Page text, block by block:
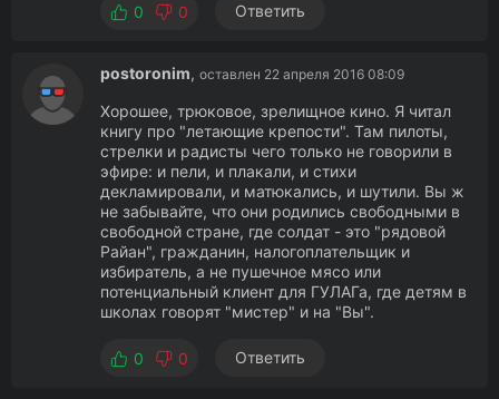
0 0 Ответить
postoronim, оставлен 22 апреля 2016 08:09
Хорошее, трюковое, зрелищное кино. Я читал
книгу про "летающие крепости". Там пилоты,
стрелки и радисты чего только не говорили в
эфире: и пели, и плакали, и стихи
декламировали, и матюкались, и шутили. Вы ж
не забывайте, что они родились свободными в
свободной стране, где солдат - это "рядовой
Райан", гражданин, налогоплательщик и
избиратель, а не пушечное мясо или
потенциальный клиент для ГУЛАГа, где детям в
школах говорят "мистер" и на "Вы".
0 0 Ответить